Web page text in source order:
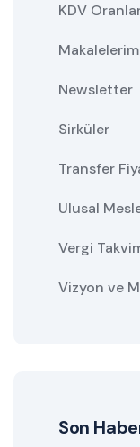
KDV
Newsletter
Sirküler
Transfer
Ulusal
Vergi
Vizyon ve
Son